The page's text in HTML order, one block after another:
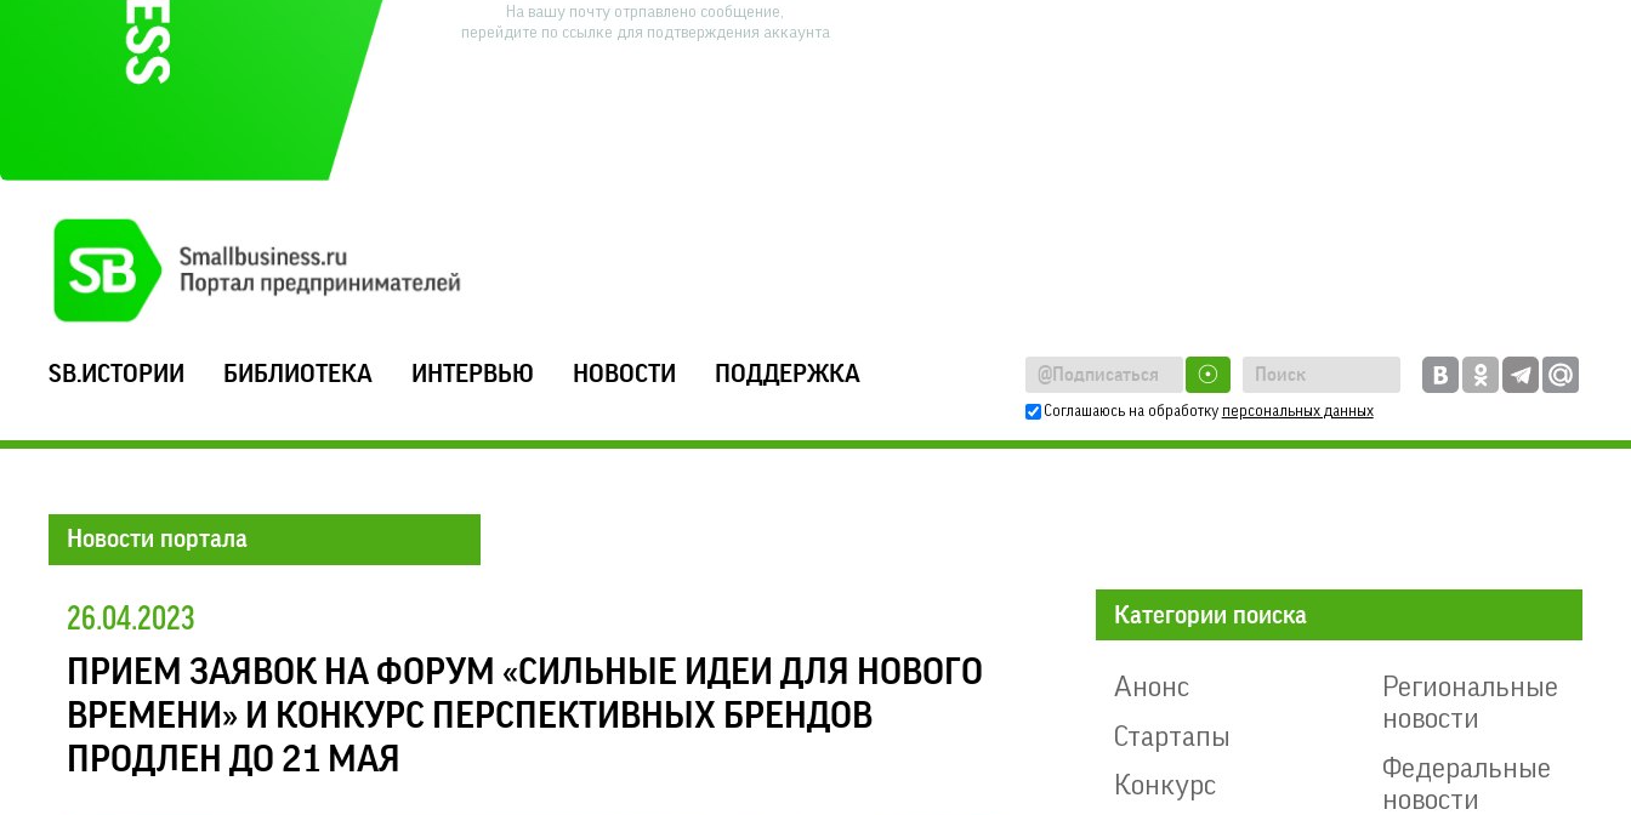
На вашу почту отрпавлено сообщение,
перейдите по ссылке для подтверждения аккаунта
SB.ИСТОРИИ БИБЛИОТЕКА ИНТЕРВЬЮ НОВОСТИ ПОДДЕРЖКА ☉
Соглашаюсь на обработку персональных данных
Новости портала
26.04.2023
ПРИЕМ ЗАЯВОК НА ФОРУМ «СИЛЬНЫЕ ИДЕИ ДЛЯ НОВОГО
ВРЕМЕНИ» И КОНКУРС ПЕРСПЕКТИВНЫХ БРЕНДОВ
ПРОДЛЕН ДО 21 МАЯ
Категории поиска
Анонс
Стартапы
Конкурс
Региональные
новости
Федеральные
новости